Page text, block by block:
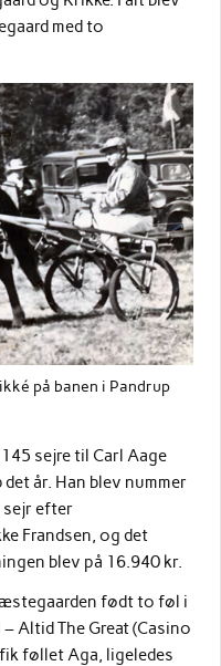
med to
på banen i Pandrup
sejre til Carl Aage
år. Han blev nummer
sejr efter
Frandsen, og det
blev på 16.940 kr.
født to føl i
Altid The Great (Casino
føllet Aga, ligeledes